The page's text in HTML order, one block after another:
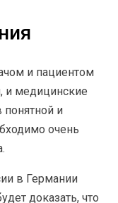
и пациентом
и медицинские
и
очень
в Германии
доказать, что